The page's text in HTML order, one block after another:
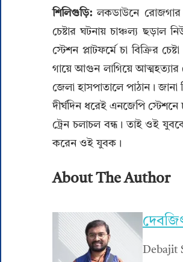
শিলিগুড়ি: লকডাউনে রোজগার
চেষ্টার ঘটনায় চাঞ্চল্য
স্টেশন প্লাটফর্মে চা বিক্রির
গায়ে আগুন লাগিয়ে আত্মহত্যার
জেলা হাসপাতালে পাঠান।
দীর্ঘদিন ধরেই এনজেপি
ট্রেন চলাচল বন্ধ। তাই ওই
করেন ওই যুবক।
About The Author
Debajit